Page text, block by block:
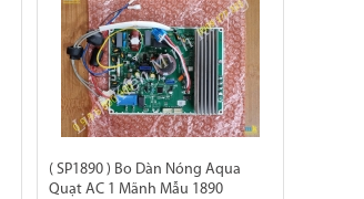
( SP1890 ) Bo Dàn Nóng Aqua
Quạt AC 1 Mãnh Mẫu 1890